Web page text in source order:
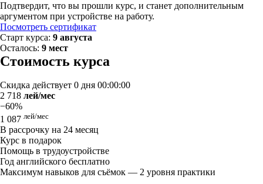
Подтвердит, что вы прошли курс, и станет дополнительным
аргументом при устройстве на работу.
Посмотреть сертификат
Старт курса: 9 августа
Осталось: 9 мест
Стоимость курса
Скидка действует 0 дня 00:00:00
2 718 лей/мес
−60%
1 087 лей/мес
В рассрочку на 24 месяц
Курс в подарок
Помощь в трудоустройстве
Год английского бесплатно
Максимум навыков для съёмок — 2 уровня практики